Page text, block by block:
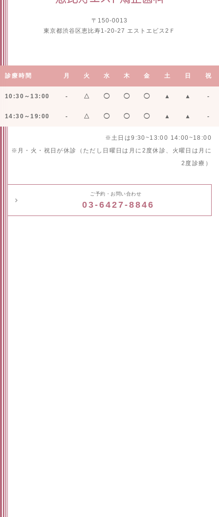
〒150-0013
東京都渋谷区恵比寿1-20-27 エストエビス2Ｆ
診療時間 月 火 水 木 金 土 日 祝
10:30～13:00 - △ ◯ ◯ ◯ ▲ ▲ -
14:30～19:00 - △ ◯ ◯ ◯ ▲ ▲ -
※土日は9:30~13:00 14:00~18:00
※月・火・祝日が休診（ただし日曜日は月に2度休診、火曜日は月に
2度診療）
ご予約・お問い合わせ
03-6427-8846